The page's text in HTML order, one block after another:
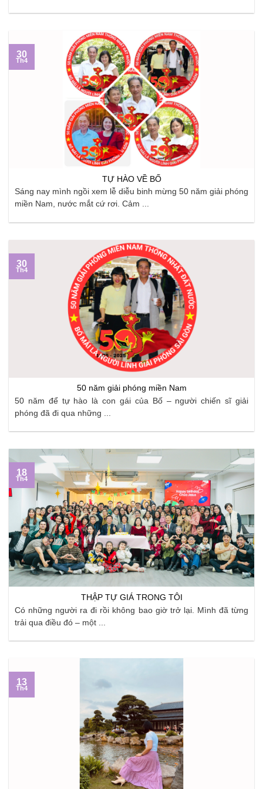
TỰ HÀO VỀ BỐ
Sáng nay mình ngồi xem lễ diễu binh mừng 50 năm giải phóng
miền Nam, nước mắt cứ rơi. Cảm ...
30
Th4
50 năm giải phóng miền Nam
50 năm để tự hào là con gái của Bố – người chiến sĩ giải
phóng đã đi qua những ...
30
Th4
THẬP TỰ GIÁ TRONG TÔI
Có những người ra đi rồi không bao giờ trở lại. Mình đã từng
trải qua điều đó – một ...
18
Th4
13
Th4